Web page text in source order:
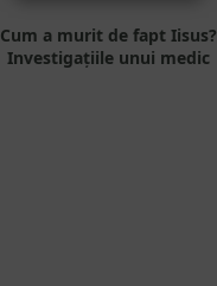
Cum a murit de fapt Iisus?
Investigațiile unui medic